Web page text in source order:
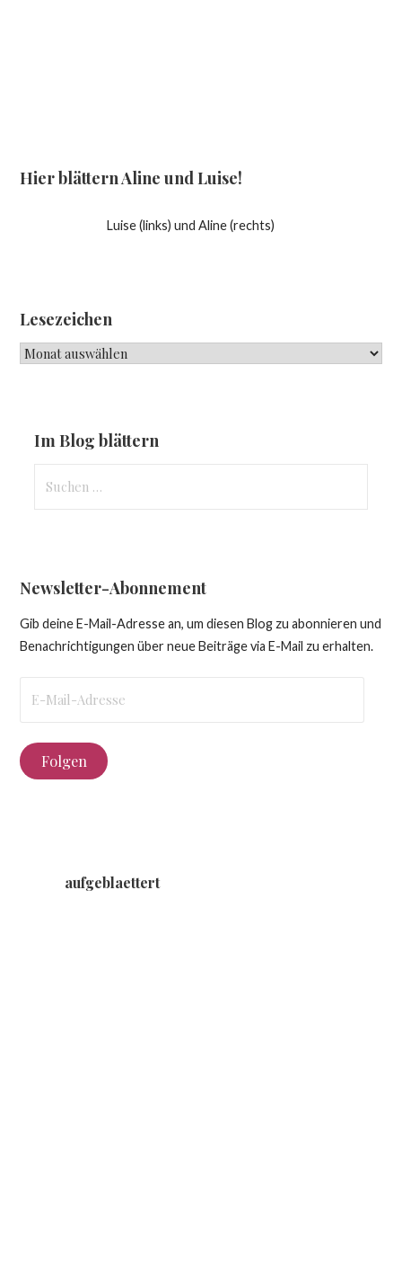
Hier blättern Aline und Luise!
Luise (links) und Aline (rechts)
Lesezeichen
Lesezeichen
Im Blog blättern
nach:
Newsletter-Abonnement
Gib deine E-Mail-Adresse an, um diesen Blog zu abonnieren und
Benachrichtigungen über neue Beiträge via E-Mail zu erhalten.
Mail-
Folgen
aufgeblaettert